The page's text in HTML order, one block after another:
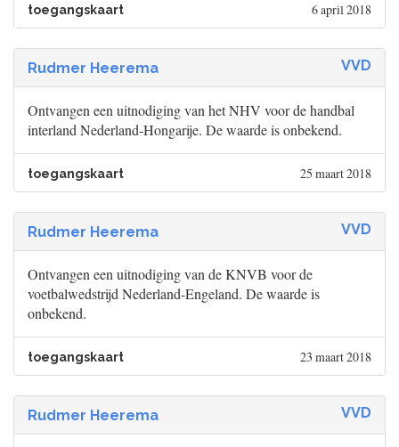
toegangskaart 6 april 2018
Rudmer Heerema VVD
Ontvangen een uitnodiging van het NHV voor de handbal
interland Nederland-Hongarije. De waarde is onbekend.
toegangskaart 25 maart 2018
Rudmer Heerema VVD
Ontvangen een uitnodiging van de KNVB voor de
voetbalwedstrijd Nederland-Engeland. De waarde is
onbekend.
toegangskaart 23 maart 2018
Rudmer Heerema VVD